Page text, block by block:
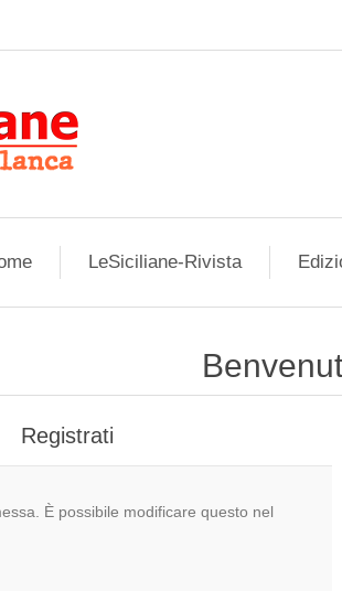
LeSiciliane-Rivista
Registrati
È possibile modificare questo nel